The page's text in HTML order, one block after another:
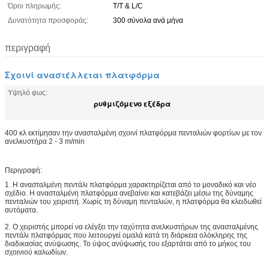
Όροι πληρωμής:
T/T & L/C
Δυνατότητα προσφοράς:
300 σύνολα ανά μήνα
περιγραφή
Σχοινί αναστέλλεται πλατφόρμα
Υψηλό φως:
ρυθμιζόμενο εξέδρα
400 κλ εκτίμησαν την ανασταλμένη σχοινί πλατφόρμα πενταλιών φορτίων με τον
ανελκυστήρα 2 - 3 m/min
Περιγραφή:
1. Η ανασταλμένη πεντάλι πλατφόρμα χαρακτηρίζεται από το μοναδικό και νέο
σχέδιο. Η ανασταλμένη πλατφόρμα ανεβαίνει και κατεβάζει μέσω της δύναμης
πενταλιών του χειριστή. Χωρίς τη δύναμη πενταλιών, η πλατφόρμα θα κλειδωθεί
αυτόματα.
2. Ο χειριστής μπορεί να ελέγξει την ταχύτητα ανελκυστήρων της ανασταλμένης
πεντάλι πλατφόρμας που λειτουργεί ομαλά κατά τη διάρκεια ολόκληρης της
διαδικασίας ανύψωσης. Το ύψος ανύψωσής του εξαρτάται από το μήκος του
σχοινιού καλωδίων.